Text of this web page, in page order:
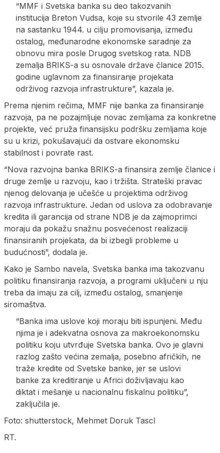
“MMF i Svetska banka su deo takozvanih
institucija Breton Vudsa, koje su stvorile 43 zemlje
na sastanku 1944. u cilju promovisanja, između
ostalog, međunarodne ekonomske saradnje za
obnovu mira posle Drugog svetskog rata. NDB
zemalja BRIKS-a su osnovale države članice 2015.
godine uglavnom za finansiranje projekata
održivog razvoja infrastrukture”, kazala je.
Prema njenim rečima, MMF nije banka za finansiranje
razvoja, pa ne pozajmljuje novac zemljama za konkretne
projekte, već pruža finansijsku podršku zemljama koje
su u krizi, pokušavajući da ostvare ekonomsku
stabilnost i povrate rast.
“Nova razvojna banka BRIKS-a finansira zemlje članice i
druge zemlje u razvoju, kao i tržišta. Strateški pravac
njenog delovanja je učešće u projektima održivog
razvoja infrastrukture. Jedan od uslova za odobravanje
kredita ili garancija od strane NDB je da zajmoprimci
moraju da pokažu snažnu posvećenost realizaciji
finansiranih projekata, da bi izbegli probleme u
budućnosti”, dodala je.
Kako je Sambo navela, Svetska banka ima takozvanu
politiku finansiranja razvoja, a programi uključeni u nju
treba da imaju za cilj, između ostalog, smanjenje
siromaštva.
“Banka ima uslove koji moraju biti ispunjeni. Među
njima je i adekvatna osnova za makroekonomsku
politiku koju utvrđuje Svetska banka. Ovo je glavni
razlog zašto većina zemalja, posebno afričkih, ne
traže kredite od Svetske banke, jer se uslovi
banke za kreditiranje u Africi doživljavaju kao
diktat i mešanje u nacionalnu fiskalnu politiku”,
zaključila je.
Foto: shutterstock, Mehmet Doruk TascI
RT.